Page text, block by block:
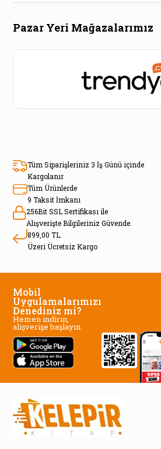
Pazar Yeri Mağazalarımız
Tüm Siparişleriniz 3 İş Günü içinde
Kargolanır
Tüm Ürünlerde
9 Taksit İmkanı
256Bit SSL Sertifikası ile
Alışverişte Bilgileriniz Güvende.
899,00 TL.
Üzeri Ücretsiz Kargo
Mobil
Uygulamalarımızı
Denediniz mi?
Hemen indirin,
alışverişe başlayın.